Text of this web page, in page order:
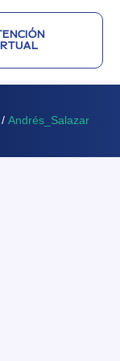
/ Andrés_Salazar